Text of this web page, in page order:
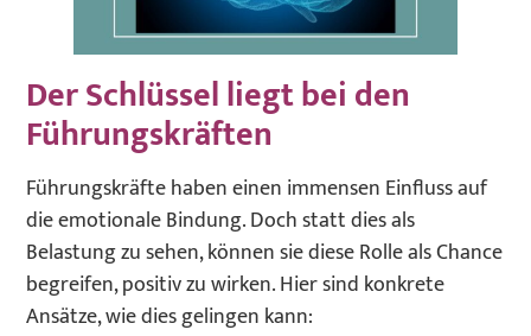
Der Schlüssel liegt bei den
Führungskräften
Führungskräfte haben einen immensen Einfluss auf
die emotionale Bindung. Doch statt dies als
Belastung zu sehen, können sie diese Rolle als Chance
begreifen, positiv zu wirken. Hier sind konkrete
Ansätze, wie dies gelingen kann: